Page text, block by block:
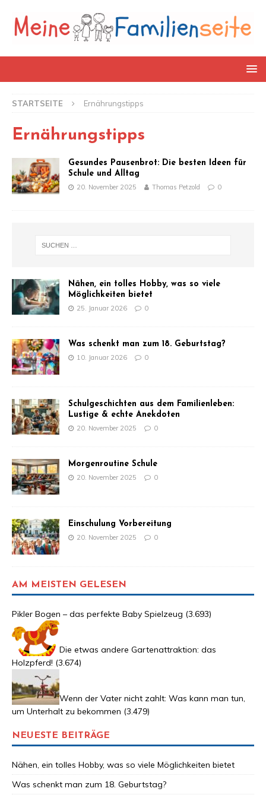
STARTSEITE Ernährungstipps
Ernährungstipps
Gesundes Pausenbrot: Die besten Ideen für
Schule und Alltag
20. November 2025 Thomas Petzold 0
Nähen, ein tolles Hobby, was so viele
Möglichkeiten bietet
25. Januar 2026 0
Was schenkt man zum 18. Geburtstag?
10. Januar 2026 0
Schulgeschichten aus dem Familienleben:
Lustige & echte Anekdoten
20. November 2025 0
Morgenroutine Schule
20. November 2025 0
Einschulung Vorbereitung
20. November 2025 0
AM MEISTEN GELESEN
Pikler Bogen – das perfekte Baby Spielzeug (3.693)
Die etwas andere Gartenattraktion: das
Holzpferd! (3.674)
Wenn der Vater nicht zahlt: Was kann man tun,
um Unterhalt zu bekommen (3.479)
NEUESTE BEITRÄGE
Nähen, ein tolles Hobby, was so viele Möglichkeiten bietet
Was schenkt man zum 18. Geburtstag?